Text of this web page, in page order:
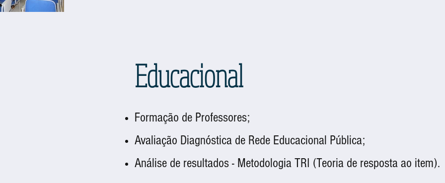
Educacional
Formação de Professores;
Avaliação Diagnóstica de Rede Educacional Pública​;
Análise de resultados - Metodologia TRI (Teoria de resposta ao item).